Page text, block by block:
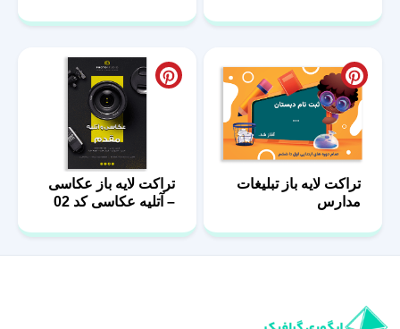
تراکت لایه باز تبلیغات
مدارس
تراکت لایه باز عکاسی
– آتلیه عکاسی کد 02